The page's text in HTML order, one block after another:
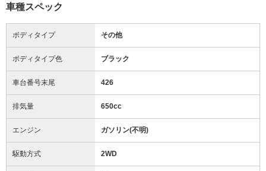
車種スペック
ボディタイプ その他
ボディタイプ色 ブラック
車台番号末尾 426
排気量 650cc
エンジン ガソリン(不明)
駆動方式 2WD